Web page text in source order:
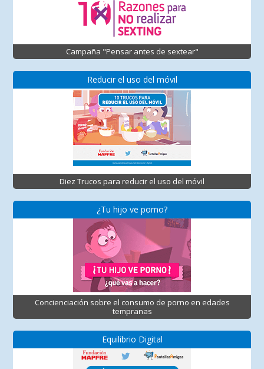
Campaña "Pensar antes de sextear"
Reducir el uso del móvil
Diez Trucos para reducir el uso del móvil
¿Tu hijo ve porno?
Concienciación sobre el consumo de porno en edades
tempranas
Equilibrio Digital